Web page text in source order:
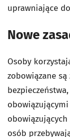
uprawniające
Nowe
Osoby
zobowiązane są
osób